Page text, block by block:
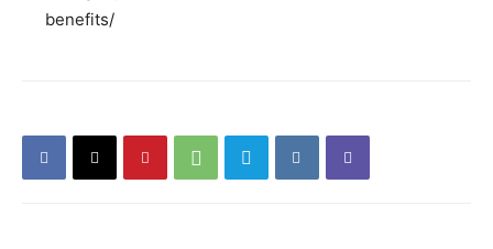
benefits/